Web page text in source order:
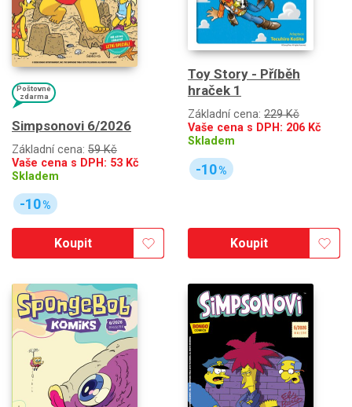
Poštovné
zdarma
Simpsonovi 6/2026
Základní cena: 59 Kč
Vaše cena s DPH: 53 Kč
Skladem
-10%
Koupit
Toy Story - Příběh
hraček 1
Základní cena: 229 Kč
Vaše cena s DPH: 206 Kč
Skladem
-10%
Koupit